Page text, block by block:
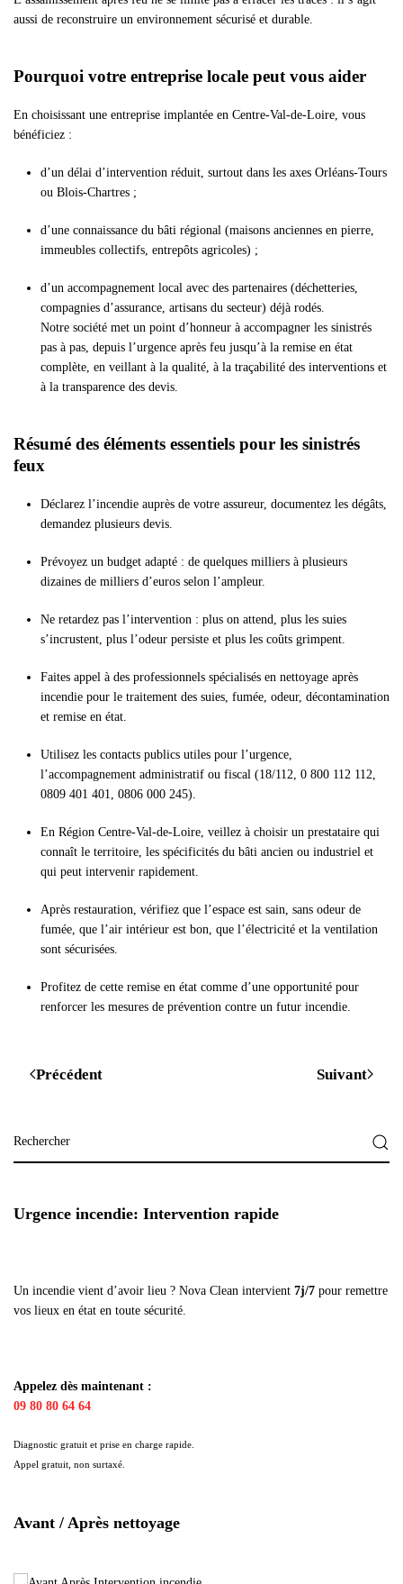
aussi de reconstruire un environnement sécurisé et durable.
Pourquoi votre entreprise locale peut vous aider
En choisissant une entreprise implantée en Centre-Val-de-Loire, vous
bénéficiez :
d’un délai d’intervention réduit, surtout dans les axes Orléans-Tours
ou Blois-Chartres ;
d’une connaissance du bâti régional (maisons anciennes en pierre,
immeubles collectifs, entrepôts agricoles) ;
d’un accompagnement local avec des partenaires (déchetteries,
compagnies d’assurance, artisans du secteur) déjà rodés.
Notre société met un point d’honneur à accompagner les sinistrés
pas à pas, depuis l’urgence après feu jusqu’à la remise en état
complète, en veillant à la qualité, à la traçabilité des interventions et
à la transparence des devis.
Résumé des éléments essentiels pour les sinistrés
feux
Déclarez l’incendie auprès de votre assureur, documentez les dégâts,
demandez plusieurs devis.
Prévoyez un budget adapté : de quelques milliers à plusieurs
dizaines de milliers d’euros selon l’ampleur.
Ne retardez pas l’intervention : plus on attend, plus les suies
s’incrustent, plus l’odeur persiste et plus les coûts grimpent.
Faites appel à des professionnels spécialisés en nettoyage après
incendie pour le traitement des suies, fumée, odeur, décontamination
et remise en état.
Utilisez les contacts publics utiles pour l’urgence,
l’accompagnement administratif ou fiscal (18/112, 0 800 112 112,
0809 401 401, 0806 000 245).
En Région Centre-Val-de-Loire, veillez à choisir un prestataire qui
connaît le territoire, les spécificités du bâti ancien ou industriel et
qui peut intervenir rapidement.
Après restauration, vérifiez que l’espace est sain, sans odeur de
fumée, que l’air intérieur est bon, que l’électricité et la ventilation
sont sécurisées.
Profitez de cette remise en état comme d’une opportunité pour
renforcer les mesures de prévention contre un futur incendie.
Précédent Suivant
Urgence incendie: Intervention rapide
Un incendie vient d’avoir lieu ? Nova Clean intervient 7j/7 pour remettre
vos lieux en état en toute sécurité.
Appelez dès maintenant :
09 80 80 64 64
Diagnostic gratuit et prise en charge rapide.
Appel gratuit, non surtaxé.
Avant / Après nettoyage